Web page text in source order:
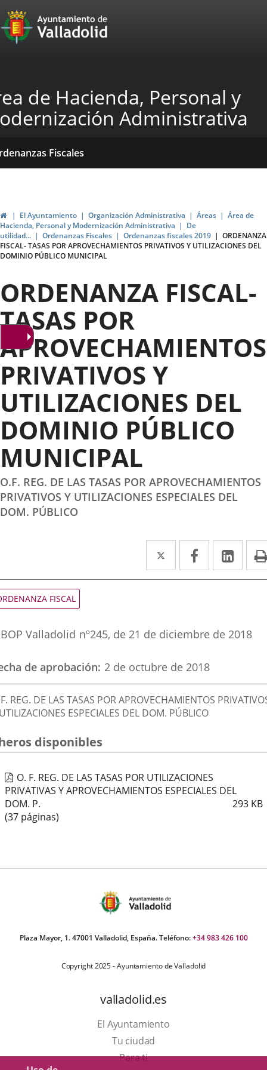
Portal
Web
Ayuntamiento
de
Valladolid
de Hacienda, Personal y
Administrativa
Fiscales
InicioEl Ayuntamiento Organización Administrativa Áreas
Área de
Hacienda, Personal y Modernización Administrativa
De
utilidad...
Ordenanzas Fiscales Ordenanzas fiscales 2019
ORDENANZA
FISCAL- TASAS POR APROVECHAMIENTOS PRIVATIVOS Y UTILIZACIONES DEL
DOMINIO PÚBLICO MUNICIPAL
ORDENANZA FISCAL-
TASAS POR
APROVECHAMIENTOS
PRIVATIVOS Y
UTILIZACIONES DEL
DOMINIO PÚBLICO
MUNICIPAL
O.F. REG. DE LAS TASAS POR APROVECHAMIENTOS
PRIVATIVOS Y UTILIZACIONES ESPECIALES DEL
DOM. PÚBLICO
Twitter
Enlace
a
externa.
Facebook
Enlace
a
externa.
a
FISCAL
BOP Valladolid nº245, de 21 de diciembre de 2018
de aprobación 2 de octubre de 2018
REG. DE LAS TASAS POR APROVECHAMIENTOS
ESPECIALES DEL DOM. PÚBLICO
disponibles
O. F. REG. DE LAS TASAS POR UTILIZACIONES
PRIVATIVAS Y APROVECHAMIENTOS ESPECIALES DEL
DOM. P.
293 KB
(37 páginas)
Plaza Mayor, 1. 47001 Valladolid, España. Teléfono:+34 983 426 100
Copyright 2025 - Ayuntamiento de Valladolid
valladolid.es
El Ayuntamiento
Tu ciudad
Para ti